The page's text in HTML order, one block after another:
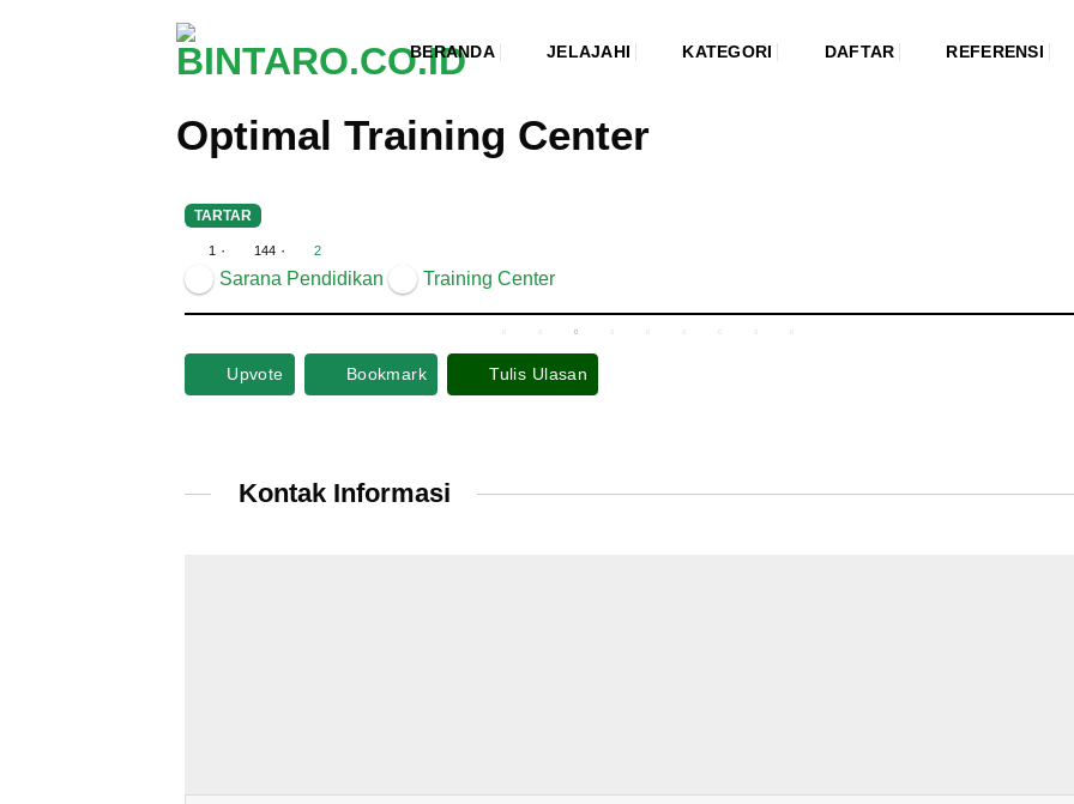
BERANDA JELAJAHI KATEGORI DAFTAR REFERENSI
Optimal Training Center
TARTAR
1 · 144 · 2
Sarana Pendidikan Training Center
Upvote Bookmark Tulis Ulasan
Kontak Informasi